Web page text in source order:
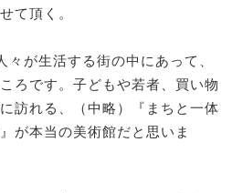
て頂く。
が生活する街の中にあって、
ろです。子どもや若者、買い物
訪れる、（中略）『まちと一体
が本当の美術館だと思いま